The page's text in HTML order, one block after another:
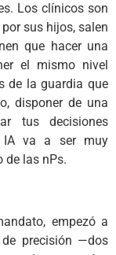
Los clínicos son
sus hijos, salen
que hacer una
el mismo nivel
de la guardia que
disponer de una
tus decisiones
IA va a ser muy
de las nPs.
empezó a
precisión —dos